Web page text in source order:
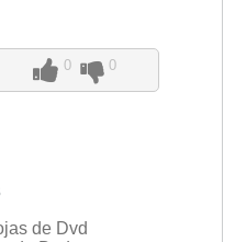
0 0
de Dvd